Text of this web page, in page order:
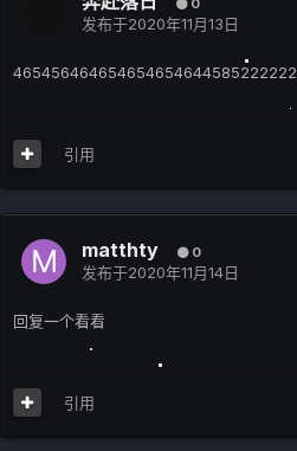
发布于2020年11月13日
465456464654654654644585222222
引用
matthty 0
发布于2020年11月14日
回复一个看看
引用